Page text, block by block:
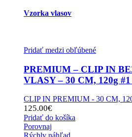
Vzorka vlasov
Pridať medzi obľúbené
PREMIUM – CLIP IN
VLASY – 30 CM, 120g
CLIP IN PREMIUM - 30 CM,
125.00€
Pridať do košíka
Porovnaj